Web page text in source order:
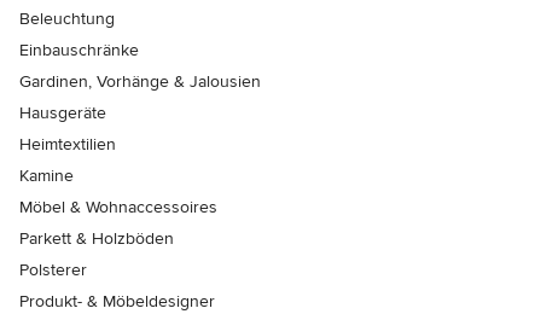
Beleuchtung
Einbauschränke
Gardinen, Vorhänge & Jalousien
Hausgeräte
Heimtextilien
Kamine
Möbel & Wohnaccessoires
Parkett & Holzböden
Polsterer
Produkt- & Möbeldesigner